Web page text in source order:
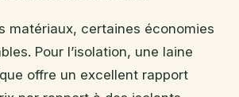
matériaux, certaines économies
Pour l’isolation, une laine
offre un excellent rapport